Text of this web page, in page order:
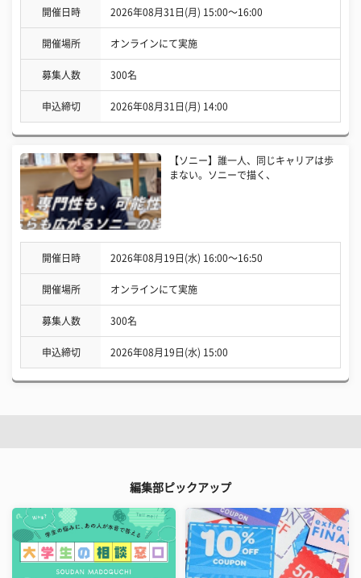
開催日時 2026年08月31日(月) 15:00〜16:00
開催場所 オンラインにて実施
募集人数 300名
申込締切 2026年08月31日(月) 14:00
【ソニー】誰一人、同じキャリアは歩
まない。ソニーで描く、
開催日時 2026年08月19日(水) 16:00〜16:50
開催場所 オンラインにて実施
募集人数 300名
申込締切 2026年08月19日(水) 15:00
編集部ピックアップ